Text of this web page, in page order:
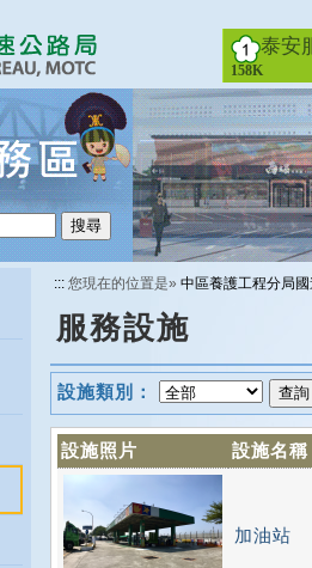
泰安
158K
搜尋
::: 您現在的位置是» 中區養護工程分局
服務設施
設施類別：
設施照片 設施名稱
加油站